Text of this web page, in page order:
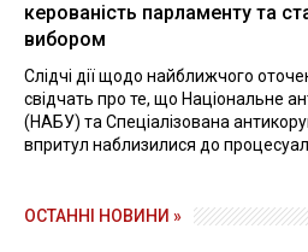
керованість парламенту та
вибором
Слідчі дії щодо найближчого
свідчать про те, що Національне
(НАБУ) та Спеціалізована
впритул наблизилися до
ОСТАННІ НОВИНИ »